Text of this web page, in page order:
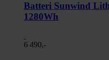
Batteri Sunwind
1280Wh
6 490,-